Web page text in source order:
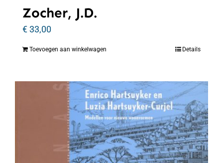
Zocher, J.D.
€33,00
Toevoegen aan winkelwagen Details